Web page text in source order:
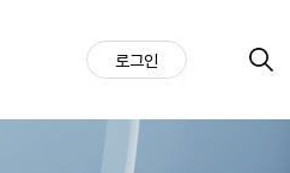
로그인